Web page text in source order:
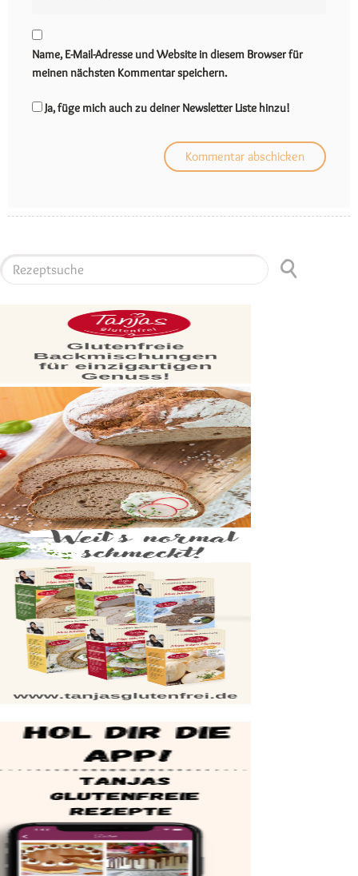
Name, E-Mail-Adresse und Website in diesem Browser für
meinen nächsten Kommentar speichern.
Ja, füge mich auch zu deiner Newsletter Liste hinzu!